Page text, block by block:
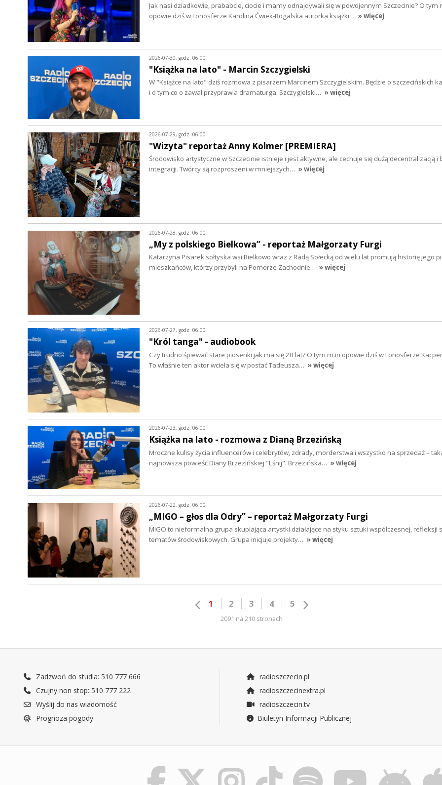
Jak nasi dziadkowie, prababcie, ciocie i mamy odnajdywali się w powojennym Szczecinie? O tym
opowie dziś w Fonosferze Karolina Ćwiek-Rogalska autorka książki… » więcej
2026-07-30, godz. 06:00
"Książka na lato" - Marcin Szczygielski
W "Książce na lato" dziś rozmowa z pisarzem Marcinem Szczygielskim. Będzie o szczecińskich
i o tym co o zawał przyprawia dramaturga. Szczygielski… » więcej
2026-07-29, godz. 06:00
"Wizyta" reportaż Anny Kolmer [PREMIERA]
Środowisko artystyczne w Szczecinie istnieje i jest aktywne, ale cechuje się dużą decentralizacją i
integracji. Twórcy są rozproszeni w mniejszych… » więcej
2026-07-28, godz. 06:00
„My z polskiego Bielkowa” - reportaż Małgorzaty Furgi
Katarzyna Pisarek sołtyska wsi Bielkowo wraz z Radą Sołecką od wielu lat promują historię jego
mieszkańców, którzy przybyli na Pomorze Zachodnie… » więcej
2026-07-27, godz. 06:00
"Król tanga" - audiobook
Czy trudno śpiewać stare piosenki jak ma się 20 lat? O tym m.in opowie dziś w Fonosferze
To właśnie ten aktor wciela się w postać Tadeusza… » więcej
2026-07-23, godz. 06:00
Książka na lato - rozmowa z Dianą Brzezińską
Mroczne kulisy życia influencerów i celebrytów, zdrady, morderstwa i wszystko na sprzedaż –
najnowsza powieść Diany Brzezińskiej "Lśnij". Brzezińska… » więcej
2026-07-22, godz. 06:00
„MIGO – głos dla Odry” – reportaż Małgorzaty Furgi
MIGO to nieformalna grupa skupiająca artystki działające na styku sztuki współczesnej, refleksji
tematów środowiskowych. Grupa inicjuje projekty… » więcej
1 2 3 4 5
2091 na 210 stronach
Zadzwoń do studia: 510 777 666
Czujny non stop: 510 777 222
Wyślij do nas wiadomość
Prognoza pogody
radioszczecin.pl
radioszczecinextra.pl
radioszczecin.tv
Biuletyn Informacji Publicznej